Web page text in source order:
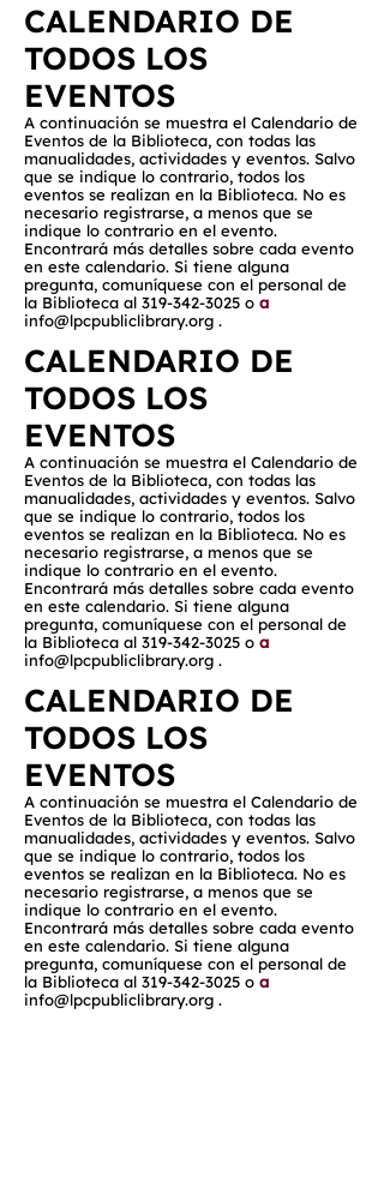
CALENDARIO DE
TODOS LOS
EVENTOS
A continuación se muestra el Calendario de
Eventos de la Biblioteca, con todas las
manualidades, actividades y eventos. Salvo
que se indique lo contrario, todos los
eventos se realizan en la Biblioteca. No es
necesario registrarse, a menos que se
indique lo contrario en el evento.
Encontrará más detalles sobre cada evento
en este calendario. Si tiene alguna
pregunta, comuníquese con el personal de
la Biblioteca al 319-342-3025 o a
info@lpcpubliclibrary.org .
CALENDARIO DE
TODOS LOS
EVENTOS
A continuación se muestra el Calendario de
Eventos de la Biblioteca, con todas las
manualidades, actividades y eventos. Salvo
que se indique lo contrario, todos los
eventos se realizan en la Biblioteca. No es
necesario registrarse, a menos que se
indique lo contrario en el evento.
Encontrará más detalles sobre cada evento
en este calendario. Si tiene alguna
pregunta, comuníquese con el personal de
la Biblioteca al 319-342-3025 o a
info@lpcpubliclibrary.org .
CALENDARIO DE
TODOS LOS
EVENTOS
A continuación se muestra el Calendario de
Eventos de la Biblioteca, con todas las
manualidades, actividades y eventos. Salvo
que se indique lo contrario, todos los
eventos se realizan en la Biblioteca. No es
necesario registrarse, a menos que se
indique lo contrario en el evento.
Encontrará más detalles sobre cada evento
en este calendario. Si tiene alguna
pregunta, comuníquese con el personal de
la Biblioteca al 319-342-3025 o a
info@lpcpubliclibrary.org .